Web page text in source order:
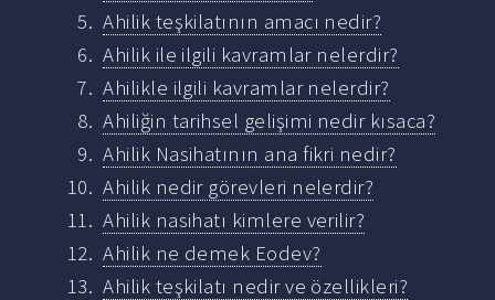
Ahilik teşkilatının amacı nedir?
Ahilik ile ilgili kavramlar nelerdir?
Ahilikle ilgili kavramlar nelerdir?
Ahiliğin tarihsel gelişimi nedir kısaca?
Ahilik Nasihatının ana fikri nedir?
Ahilik nedir görevleri nelerdir?
Ahilik nasihatı kimlere verilir?
Ahilik ne demek Eodev?
Ahilik teşkilatı nedir ve özellikleri?